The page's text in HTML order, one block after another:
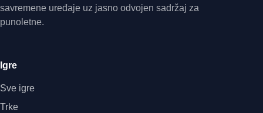
savremene uređaje uz jasno odvojen sadržaj za
punoletne.
Igre
Sve igre
Trke